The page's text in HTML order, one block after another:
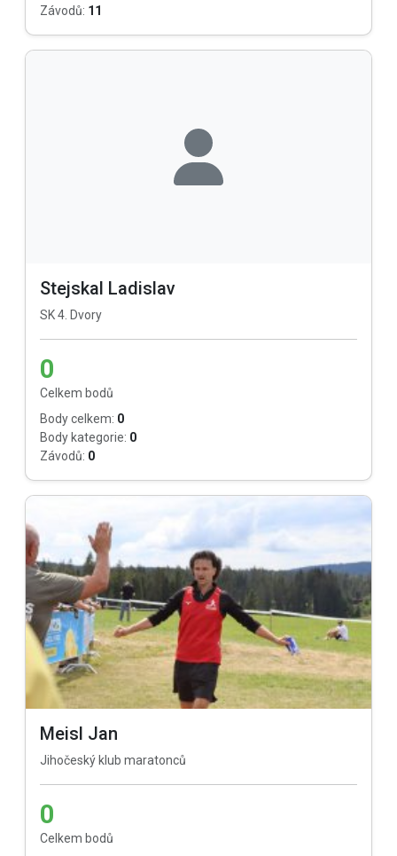
Závodů: 11
Stejskal Ladislav
SK 4. Dvory
0
Celkem bodů
Body celkem: 0
Body kategorie: 0
Závodů: 0
Meisl Jan
Jihočeský klub maratonců
0
Celkem bodů